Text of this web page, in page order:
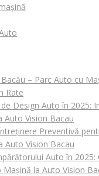
– Parc Auto cu
Rate
Design Auto în 2025:
Auto Vision Bacau
Preventivă
Auto Vision Bacau
Auto în 2025:
Mașină la Auto Vision